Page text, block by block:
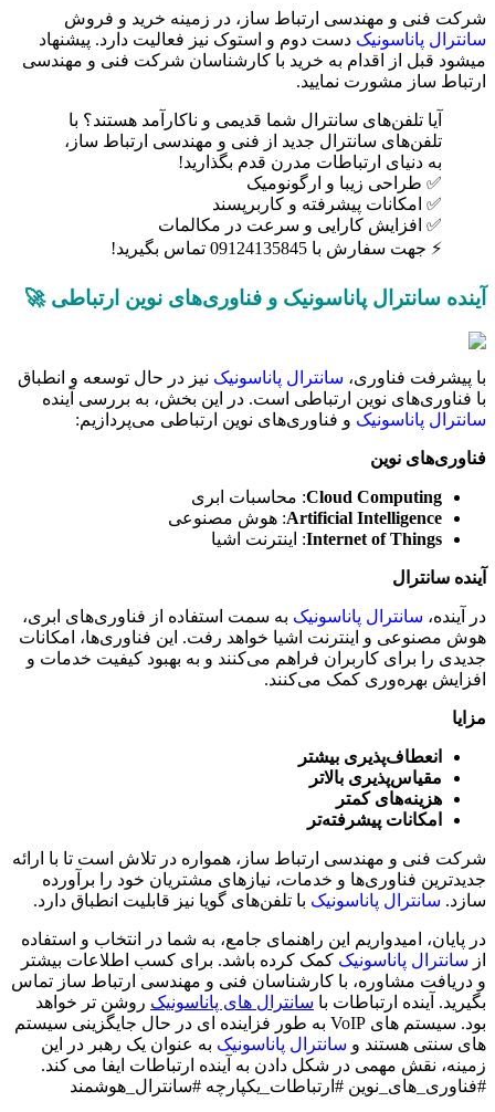
شرکت فنی و مهندسی ارتباط ساز، در زمینه خرید و فروش
سانترال پاناسونیک دست دوم و استوک نیز فعالیت دارد. پیشنهاد
میشود قبل از اقدام به خرید با کارشناسان شرکت فنی و مهندسی
ارتباط ساز مشورت نمایید.
آیا تلفن‌های سانترال شما قدیمی و ناکارآمد هستند؟ با
تلفن‌های سانترال جدید از فنی و مهندسی ارتباط ساز،
به دنیای ارتباطات مدرن قدم بگذارید!
✅ طراحی زیبا و ارگونومیک
✅ امکانات پیشرفته و کاربرپسند
✅ افزایش کارایی و سرعت در مکالمات
⚡ جهت سفارش با 09124135845 تماس بگیرید!
آینده سانترال پاناسونیک و فناوری‌های نوین ارتباطی 🚀
با پیشرفت فناوری، سانترال پاناسونیک نیز در حال توسعه و انطباق
با فناوری‌های نوین ارتباطی است. در این بخش، به بررسی آینده
سانترال پاناسونیک و فناوری‌های نوین ارتباطی می‌پردازیم:
فناوری‌های نوین
Cloud Computing: محاسبات ابری
Artificial Intelligence: هوش مصنوعی
Internet of Things: اینترنت اشیا
آینده سانترال
در آینده، سانترال پاناسونیک به سمت استفاده از فناوری‌های ابری،
هوش مصنوعی و اینترنت اشیا خواهد رفت. این فناوری‌ها، امکانات
جدیدی را برای کاربران فراهم می‌کنند و به بهبود کیفیت خدمات و
افزایش بهره‌وری کمک می‌کنند.
مزایا
انعطاف‌پذیری بیشتر
مقیاس‌پذیری بالاتر
هزینه‌های کمتر
امکانات پیشرفته‌تر
شرکت فنی و مهندسی ارتباط ساز، همواره در تلاش است تا با ارائه
جدیدترین فناوری‌ها و خدمات، نیازهای مشتریان خود را برآورده
سازد. سانترال پاناسونیک با تلفن‌های گویا نیز قابلیت انطباق دارد.
در پایان، امیدواریم این راهنمای جامع، به شما در انتخاب و استفاده
از سانترال پاناسونیک کمک کرده باشد. برای کسب اطلاعات بیشتر
و دریافت مشاوره، با کارشناسان فنی و مهندسی ارتباط ساز تماس
بگیرید. آینده ارتباطات با سانترال های پاناسونیک روشن تر خواهد
بود. سیستم های VoIP به طور فزاینده ای در حال جایگزینی سیستم
های سنتی هستند و سانترال پاناسونیک به عنوان یک رهبر در این
زمینه، نقش مهمی در شکل دادن به آینده ارتباطات ایفا می کند.
#فناوری_های_نوین #ارتباطات_یکپارچه #سانترال_هوشمند